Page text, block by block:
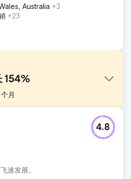
Australia +3
+23
154%
个月
站过时，用户体验差，移动响应能
着转化率低和在线可见度不足的问
，阻碍了企业扩大产品范围并接触
速发展。
4.8